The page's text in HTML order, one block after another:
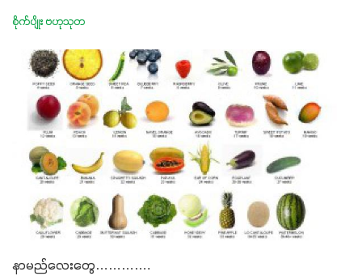
စိုက်ပျိုး ဗဟုသုတ
နာမည်လေးတွေ………….